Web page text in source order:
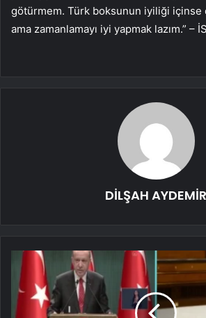
götürmem. Türk boksunun iyiliği içinse
ama zamanlamayı iyi yapmak lazım.” –
DİLŞAH AYDEMİR